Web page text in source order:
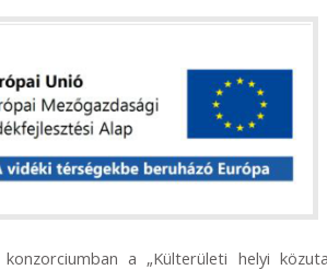
konzorciumban a „Külterületi helyi